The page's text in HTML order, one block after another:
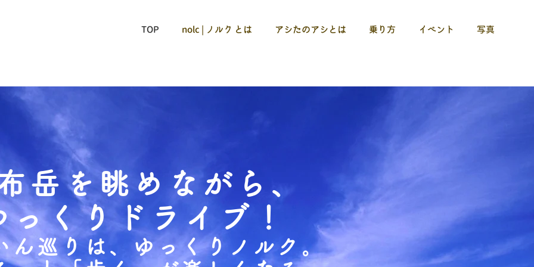
TOP nolc | ノルク とは アシたのアシとは 乗り方 イベント 写真
岳を眺めながら、
っくりドライブ！
ん巡りは、ゆっくりノルク。